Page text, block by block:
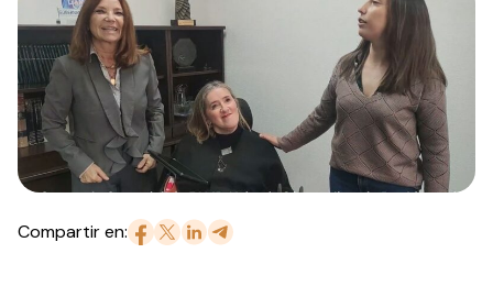
Compartir en: